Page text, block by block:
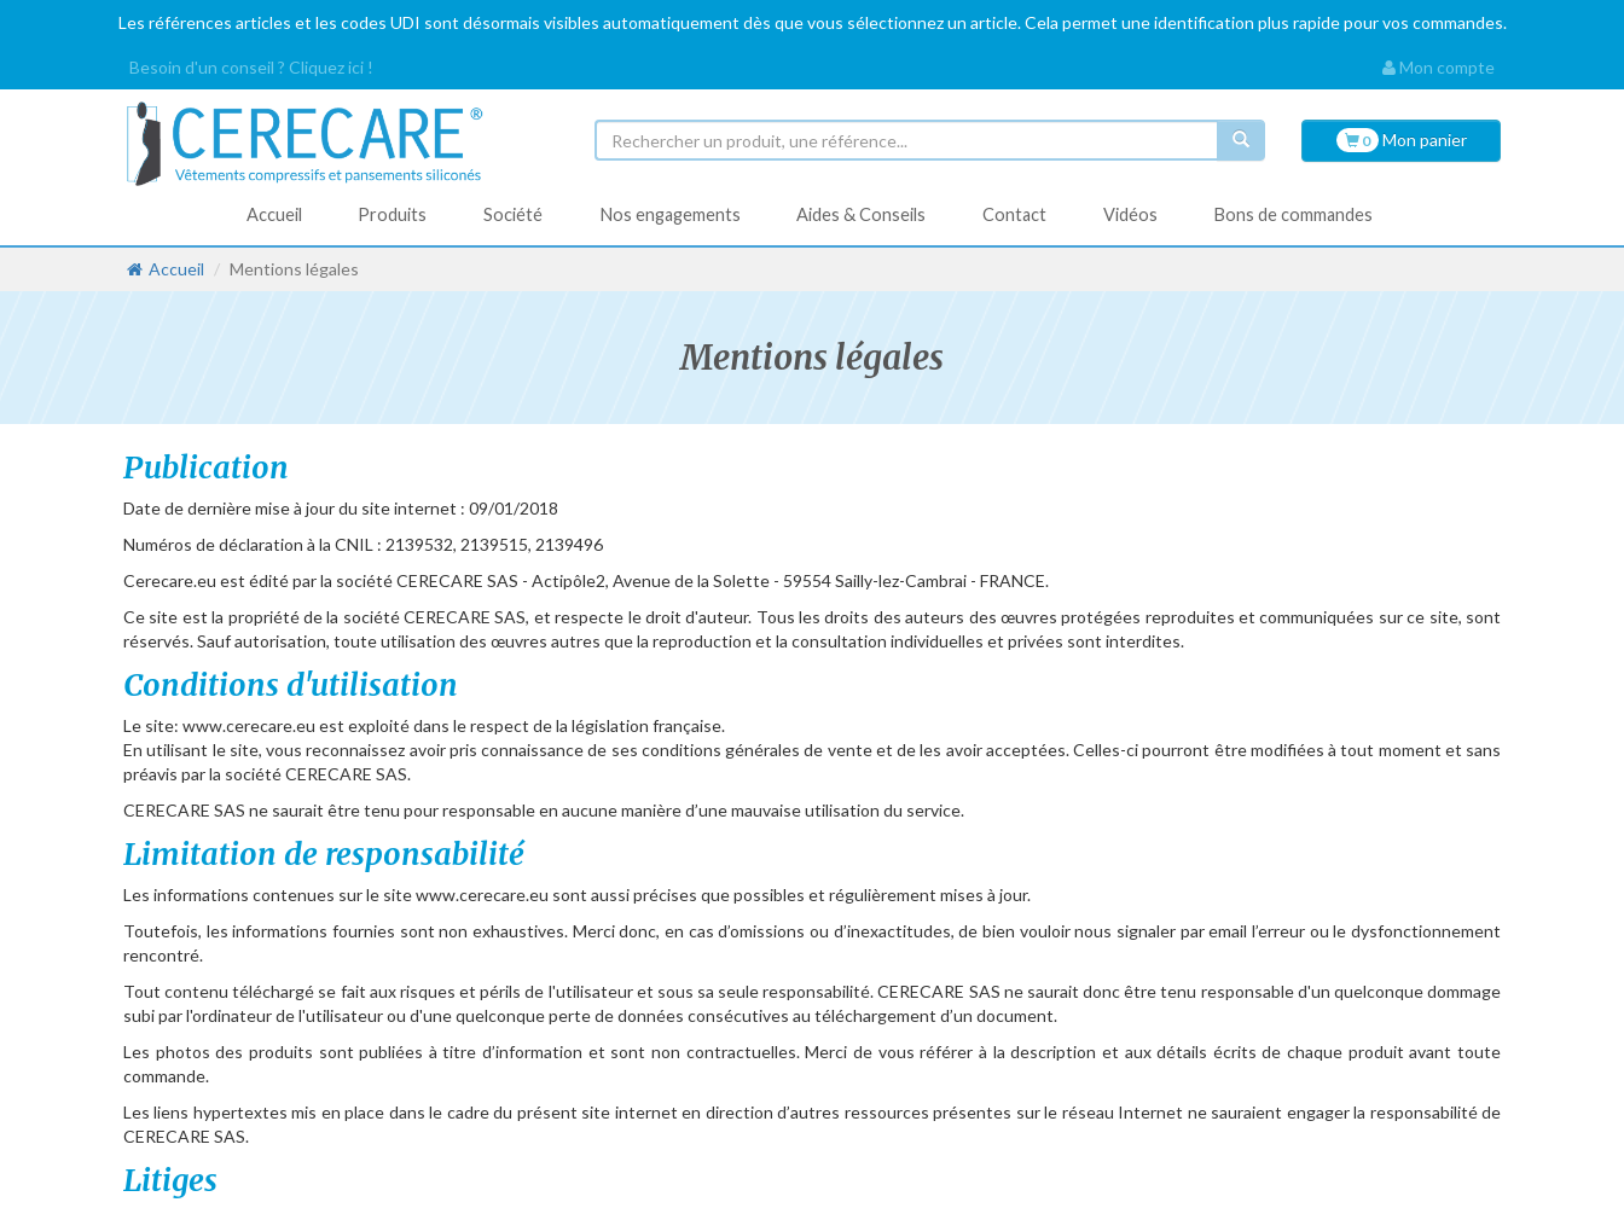
Les références articles et les codes UDI sont désormais visibles automatiquement dès que vous sélectionnez un article. Cela permet une identification plus rapide pour vos commandes.
Besoin d'un conseil ? Cliquez ici ! Mon compte
0 Mon panier
Accueil Produits Société Nos engagements Aides & Conseils Contact Vidéos Bons de commandes
Accueil Mentions légales
Mentions légales
Publication
Date de dernière mise à jour du site internet : 09/01/2018
Numéros de déclaration à la CNIL : 2139532, 2139515, 2139496
Cerecare.eu est édité par la société CERECARE SAS - Actipôle2, Avenue de la Solette - 59554 Sailly-lez-Cambrai - FRANCE.
Ce site est la propriété de la société CERECARE SAS, et respecte le droit d'auteur. Tous les droits des auteurs des œuvres protégées reproduites et communiquées sur ce site, sont
réservés. Sauf autorisation, toute utilisation des œuvres autres que la reproduction et la consultation individuelles et privées sont interdites.
Conditions d'utilisation
Le site: www.cerecare.eu est exploité dans le respect de la législation française.
En utilisant le site, vous reconnaissez avoir pris connaissance de ses conditions générales de vente et de les avoir acceptées. Celles-ci pourront être modifiées à tout moment et sans
préavis par la société CERECARE SAS.
CERECARE SAS ne saurait être tenu pour responsable en aucune manière d’une mauvaise utilisation du service.
Limitation de responsabilité
Les informations contenues sur le site www.cerecare.eu sont aussi précises que possibles et régulièrement mises à jour.
Toutefois, les informations fournies sont non exhaustives. Merci donc, en cas d’omissions ou d’inexactitudes, de bien vouloir nous signaler par email l’erreur ou le dysfonctionnement
rencontré.
Tout contenu téléchargé se fait aux risques et périls de l'utilisateur et sous sa seule responsabilité. CERECARE SAS ne saurait donc être tenu responsable d'un quelconque dommage
subi par l'ordinateur de l'utilisateur ou d'une quelconque perte de données consécutives au téléchargement d’un document.
Les photos des produits sont publiées à titre d’information et sont non contractuelles. Merci de vous référer à la description et aux détails écrits de chaque produit avant toute
commande.
Les liens hypertextes mis en place dans le cadre du présent site internet en direction d’autres ressources présentes sur le réseau Internet ne sauraient engager la responsabilité de
CERECARE SAS.
Litiges